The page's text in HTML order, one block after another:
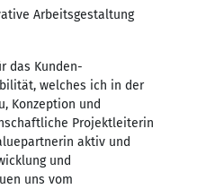
Arbeitsgestaltung
das Kunden-
welches ich in der
Konzeption und
Projektleiterin
aktiv und
und
uns vom